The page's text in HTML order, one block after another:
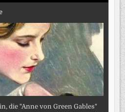
die "Anne von Green Gables"